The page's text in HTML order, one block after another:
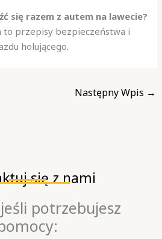
się razem z autem na lawecie?
to przepisy bezpieczeństwa i
holującego.
Następny Wpis →
się z nami
potrzebujesz